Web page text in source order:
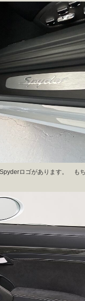
ロゴがあります。 もち